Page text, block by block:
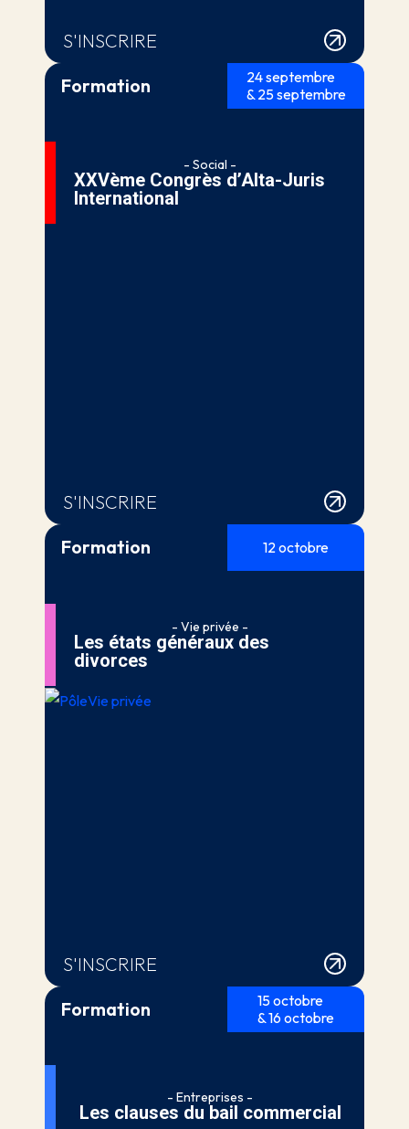
S'INSCRIRE
Formation
24 septembre
& 25 septembre
- Social -
XXVème Congrès d’Alta-Juris
International
S'INSCRIRE
Formation
12 octobre
- Vie privée -
Les états généraux des
divorces
S'INSCRIRE
Formation
15 octobre
& 16 octobre
- Entreprises -
Les clauses du bail commercial